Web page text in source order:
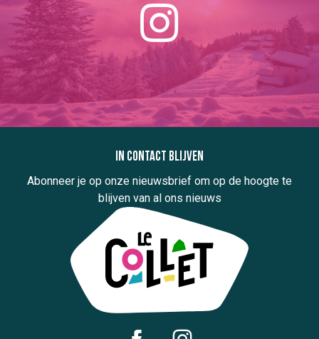
In contact blijven
Abonneer je op onze nieuwsbrief om op de hoogte te
blijven van al ons nieuws